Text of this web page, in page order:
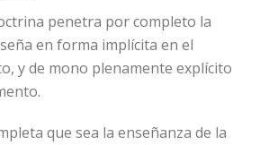
penetra por completo la
en forma implícita en el
y de mono plenamente explícito
que sea la enseñanza de la